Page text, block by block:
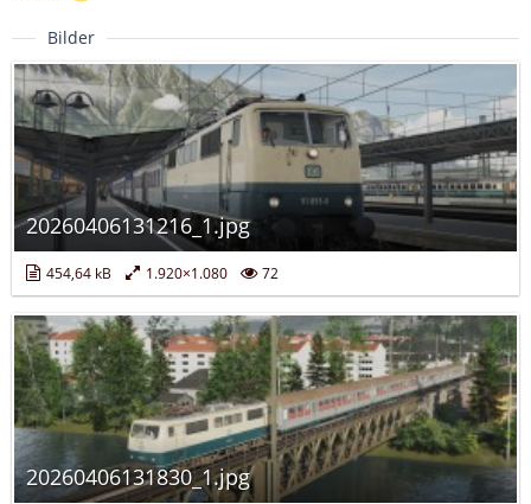
Bilder
20260406131216_1.jpg
454,64 kB 1.920×1.080 72
20260406131830_1.jpg